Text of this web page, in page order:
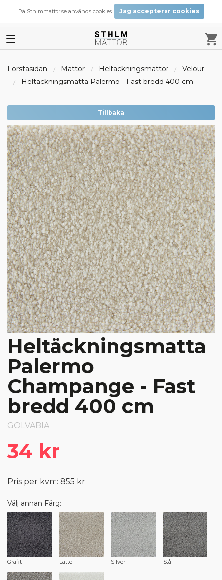
På Sthlmmattor.se används cookies. Jag accepterar cookies
Förstasidan Mattor Heltäckningsmattor
Velour
Heltäckningsmatta Palermo - Fast bredd 400 cm
Tillbaka
Heltäckningsmatta
Palermo
Champange - Fast
bredd 400 cm
GOLVABIA
34 kr
Pris per kvm: 855 kr
Välj annan Färg:
Grafit Latte Silver Stål